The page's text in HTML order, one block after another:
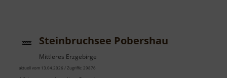
Steinbruchsee Pobershau
Mittleres Erzgebirge
aktuell vom 13.04.2026 / Zugriffe: 29876